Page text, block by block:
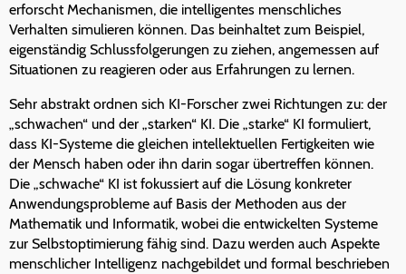
erforscht Mechanismen, die intelligentes menschliches
Verhalten simulieren können. Das beinhaltet zum Beispiel,
eigenständig Schlussfolgerungen zu ziehen, angemessen auf
Situationen zu reagieren oder aus Erfahrungen zu lernen.
Sehr abstrakt ordnen sich KI-Forscher zwei Richtungen zu: der
„schwachen“ und der „starken“ KI. Die „starke“ KI formuliert,
dass KI-Systeme die gleichen intellektuellen Fertigkeiten wie
der Mensch haben oder ihn darin sogar übertreffen können.
Die „schwache“ KI ist fokussiert auf die Lösung konkreter
Anwendungsprobleme auf Basis der Methoden aus der
Mathematik und Informatik, wobei die entwickelten Systeme
zur Selbstoptimierung fähig sind. Dazu werden auch Aspekte
menschlicher Intelligenz nachgebildet und formal beschrieben